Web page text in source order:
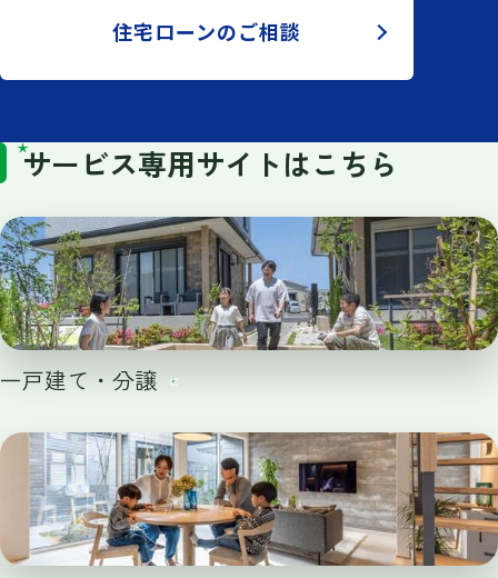
住宅ローンのご相談
サービス専用サイトはこちら
一戸建て・分譲